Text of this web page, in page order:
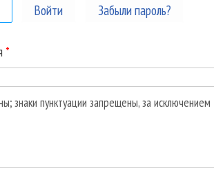
(активная вкладка)
Войти Забыли пароль?
*
знаки пунктуации запрещены, за